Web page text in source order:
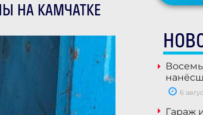
НА КАМЧАТКЕ
6
Гараж